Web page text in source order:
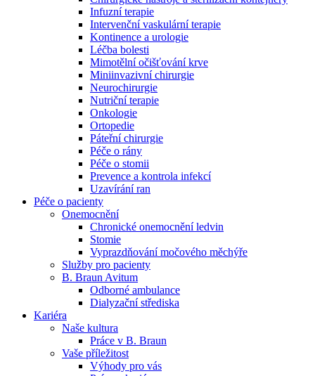
Odborné ambulance
Naše specializované ambulance jsou tu pro vás. Zvolte
specializaci a město, které potřebujete, a objednejte se do naší
ambulance.
Infuzní terapie
Intervenční vaskulární terapie
Kontinence a urologie
Léčba bolesti
Mimotělní očišťování krve
Miniinvazivní chirurgie
Neurochirurgie
Nutriční terapie
Onkologie
Ortopedie
Páteřní chirurgie
Péče o rány
Péče o stomii
Prevence a kontrola infekcí
Uzavírání ran
Péče o pacienty
Onemocnění
Chronické onemocnění ledvin
Stomie
Vyprazdňování močového měchýře
Služby pro pacienty
B. Braun Avitum
Odborné ambulance
Dialyzační střediska
Kariéra
Naše kultura
Práce v B. Braun
Vaše příležitost​
Výhody pro vás